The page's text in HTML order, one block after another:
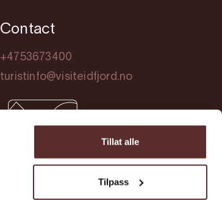
Tillat alle
Tilpass
Contact
+4753673400
turistinfo@visiteidfjord.no